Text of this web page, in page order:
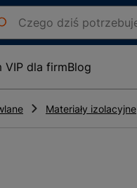
VIP dla firmBlog
Materiały izolacyjne